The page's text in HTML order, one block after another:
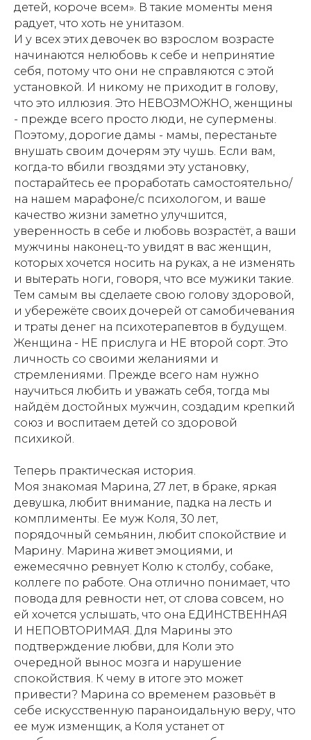
детей, короче всем». В такие моменты меня
радует, что хоть не унитазом.
И у всех этих девочек во взрослом возрасте
начинаются нелюбовь к себе и непринятие
себя, потому что они не справляются с этой
установкой. И никому не приходит в голову,
что это иллюзия. Это НЕВОЗМОЖНО, женщины
- прежде всего просто люди, не супермены.
Поэтому, дорогие дамы - мамы, перестаньте
внушать своим дочерям эту чушь. Если вам,
когда-то вбили гвоздями эту установку,
постарайтесь ее проработать самостоятельно/
на нашем марафоне/с психологом, и ваше
качество жизни заметно улучшится,
уверенность в себе и любовь возрастёт, а ваши
мужчины наконец-то увидят в вас женщин,
которых хочется носить на руках, а не изменять
и вытерать ноги, говоря, что все мужики такие.
Тем самым вы сделаете свою голову здоровой,
и убережёте своих дочерей от самобичевания
и траты денег на психотерапевтов в будущем.
Женщина - НЕ прислуга и НЕ второй сорт. Это
личность со своими желаниями и
стремлениями. Прежде всего нам нужно
научиться любить и уважать себя, тогда мы
найдём достойных мужчин, создадим крепкий
союз и воспитаем детей со здоровой
психикой.
Теперь практическая история.
Моя знакомая Марина, 27 лет, в браке, яркая
девушка, любит внимание, падка на лесть и
комплименты. Ее муж Коля, 30 лет,
порядочный семьянин, любит спокойствие и
Марину. Марина живет эмоциями, и
ежемесячно ревнует Колю к столбу, собаке,
коллеге по работе. Она отлично понимает, что
повода для ревности нет, от слова совсем, но
ей хочется услышать, что она ЕДИНСТВЕННАЯ
И НЕПОВТОРИМАЯ. Для Марины это
подтверждение любви, для Коли это
очередной вынос мозга и нарушение
спокойствия. К чему в итоге это может
привести? Марина со временем разовьёт в
себе искусственную параноидальную веру, что
ее муж изменщик, а Коля устанет от